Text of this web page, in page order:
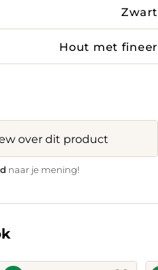
Zwart
Hout met fineer
over dit product
naar je mening!